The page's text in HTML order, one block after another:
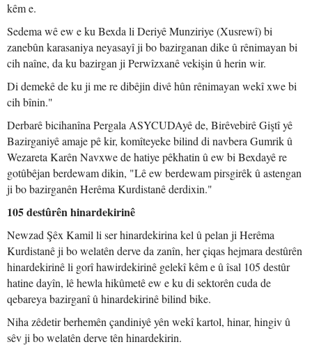
kêm e.
Sedema wê ew e ku Bexda li Deriyê Munziriye (Xusrewî) bi
zanebûn karasaniya neyasayî ji bo bazirganan dike û rênimayan bi
cih naîne, da ku bazirgan ji Perwîzxanê vekişin û herin wir.
Di demekê de ku ji me re dibêjin divê hûn rênimayan wekî xwe bi
cih bînin."
Derbarê bicihanîna Pergala ASYCUDAyê de, Birêvebirê Giştî yê
Bazirganiyê amaje pê kir, komîteyeke bilind di navbera Gumrik û
Wezareta Karên Navxwe de hatiye pêkhatin û ew bi Bexdayê re
gotûbêjan berdewam dikin, "Lê ew berdewam pirsgirêk û astengan
ji bo bazirganên Herêma Kurdistanê derdixin."
105 destûrên hinardekirinê
Newzad Şêx Kamil li ser hinardekirina kel û pelan ji Herêma
Kurdistanê ji bo welatên derve da zanîn, her çiqas hejmara destûrên
hinardekirinê li gorî hawirdekirinê gelekî kêm e û îsal 105 destûr
hatine dayîn, lê hewla hikûmetê ew e ku di sektorên cuda de
qebareya bazirganî û hinardekirinê bilind bike.
Niha zêdetir berhemên çandiniyê yên wekî kartol, hinar, hingiv û
sêv ji bo welatên derve tên hinardekirin.